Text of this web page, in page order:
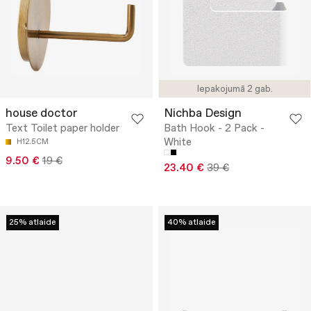
house doctor
Text Toilet paper holder
H12.5CM
9.50 € 19 €
Iepakojumā 2 gab.
Nichba Design
Bath Hook - 2 Pack -
White
23.40 € 39 €
25% atlaide 40% atlaide